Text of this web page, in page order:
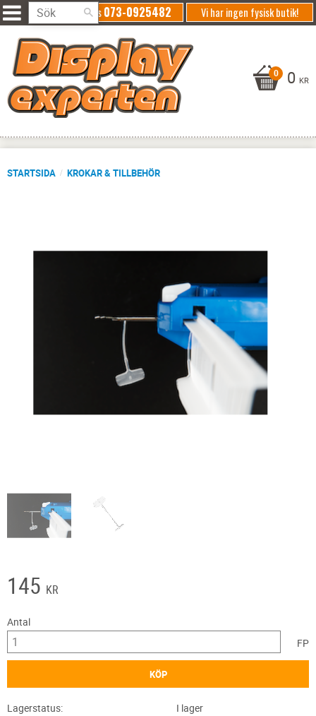
Vi har ingen fysisk butik!
Ring oss073-0925482
0 KR
STARTSIDA KROKAR & TILLBEHÖR
145 KR
Antal
FP
KÖP
Lagerstatus
I lager